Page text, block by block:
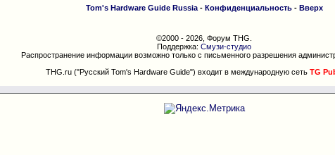
Tom's Hardware Guide Russia- Конфиденциальность- Вверх
©2000 - 2026, Форум THG.
Поддержка: Смузи-студио
Распространение информации возможно только с письменного разрешения
THG.ru ("Русский Tom's Hardware Guide") входит в международную сеть TG